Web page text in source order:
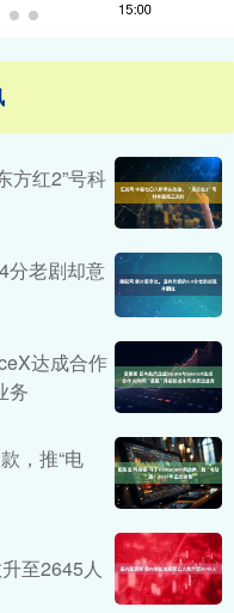
方红2”号科
分老剧却意
达成合作
务
，推“电
至2645人